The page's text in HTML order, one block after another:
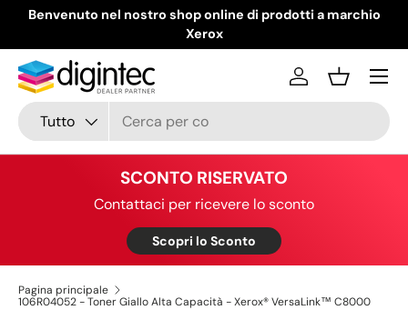
Benvenuto nel nostro shop online di prodotti a marchio
Xerox
Cerca
Tipo prodotto
Tutto
AccediCestino
Menu
SCONTO RISERVATO
Contattaci per ricevere lo sconto
Scopri lo Sconto
Pagina principale
106R04052 - Toner Giallo Alta Capacità - Xerox® VersaLink™ C8000